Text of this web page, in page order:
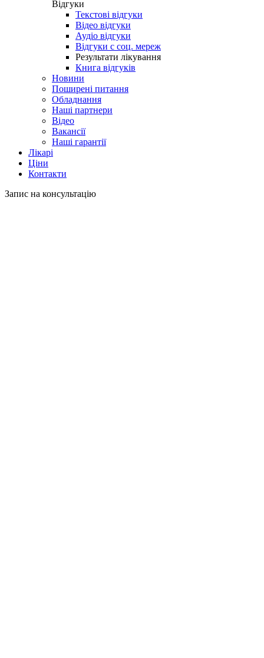
Відгуки
Текстові відгуки
Відео відгуки
Аудіо відгуки
Відгуки с соц. мереж
Результати лікування
Книга відгуків
Новини
Поширені питання
Обладнання
Наші партнери
Відео
Вакансії
Наші гарантії
Лікарі
Ціни
Контакти
Запис на консультацію